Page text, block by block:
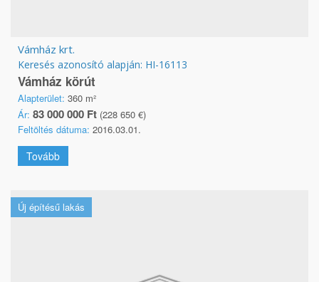
Vámház krt.
Keresés azonosító alapján: HI-16113
Vámház körút
Alapterület: 360 m²
Ár: 83 000 000 Ft (228 650 €)
Feltöltés dátuma: 2016.03.01.
Tovább
Új építésű lakás